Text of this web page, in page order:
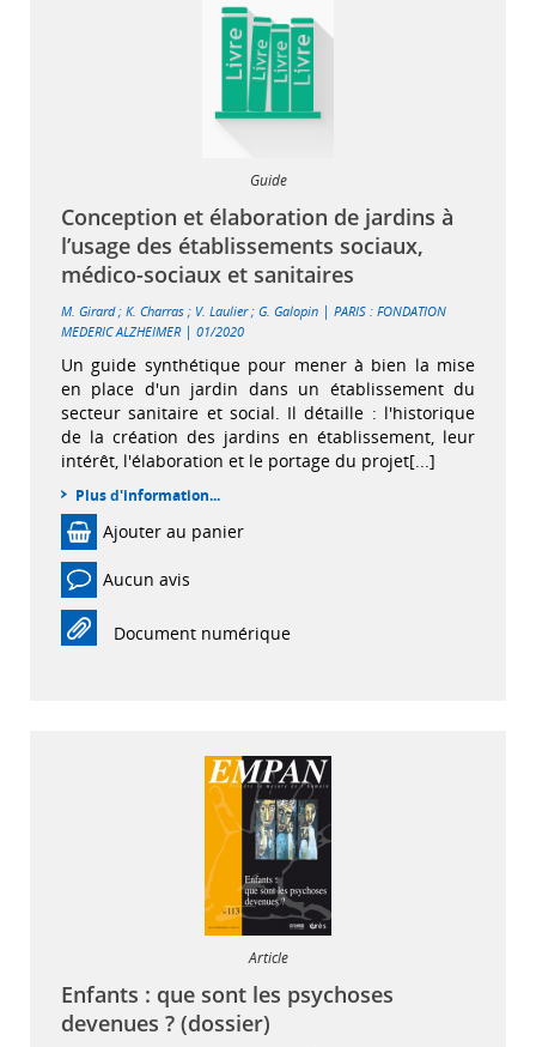
Guide
Conception et élaboration de jardins à
l’usage des établissements sociaux,
médico-sociaux et sanitaires
M. Girard; K. Charras ; V. Laulier; G. Galopin | PARIS : FONDATION
MEDERIC ALZHEIMER| 01/2020
Un guide synthétique pour mener à bien la mise
en place d'un jardin dans un établissement du
secteur sanitaire et social. Il détaille : l'historique
de la création des jardins en établissement, leur
intérêt, l'élaboration et le portage du projet[...]
Plus d'information...
Ajouter au panier
Aucun avis
Document numérique
Article
Enfants : que sont les psychoses
devenues ? (dossier)